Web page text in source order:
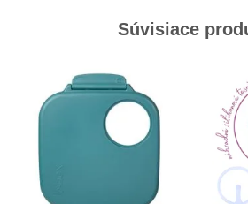
Súvisiace